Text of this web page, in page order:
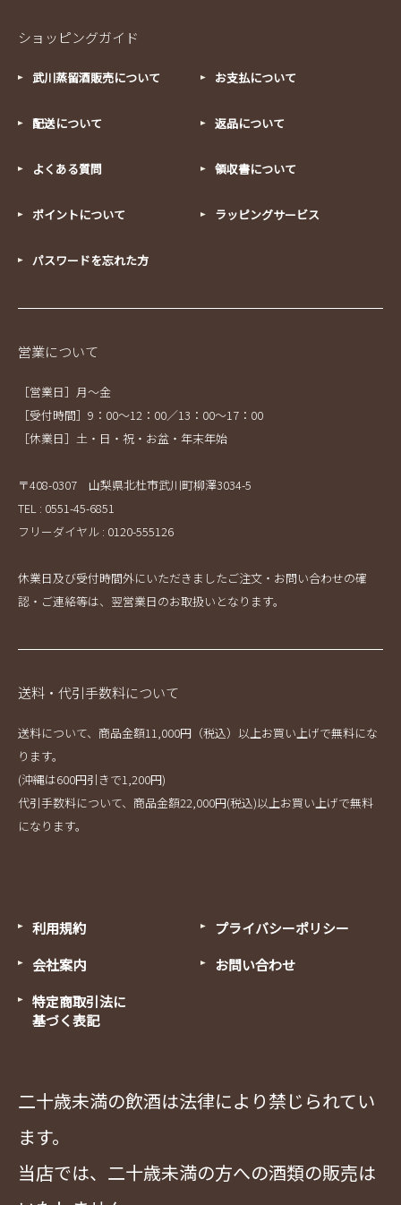
ショッピングガイド
武川蒸留酒販売について お支払について
配送について 返品について
よくある質問 領収書について
ポイントについて ラッピングサービス
パスワードを忘れた方
営業について
［営業日］月～金
［受付時間］9：00～12：00／13：00～17：00
［休業日］土・日・祝・お盆・年末年始
〒408-0307 山梨県北杜市武川町柳澤3034-5
TEL : 0551-45-6851
フリーダイヤル : 0120-555126
休業日及び受付時間外にいただきましたご注文・お問い合わせの確
認・ご連絡等は、翌営業日のお取扱いとなります。
送料・代引手数料について
送料について、商品金額11,000円（税込）以上お買い上げで無料にな
ります。
(沖縄は600円引きで1,200円)
代引手数料について、商品金額22,000円(税込)以上お買い上げで無料
になります。
利用規約
プライバシーポリシー
会社案内
お問い合わせ
特定商取引法に
基づく表記
二十歳未満の飲酒は法律により禁じられてい
ます。
当店では、二十歳未満の方への酒類の販売は